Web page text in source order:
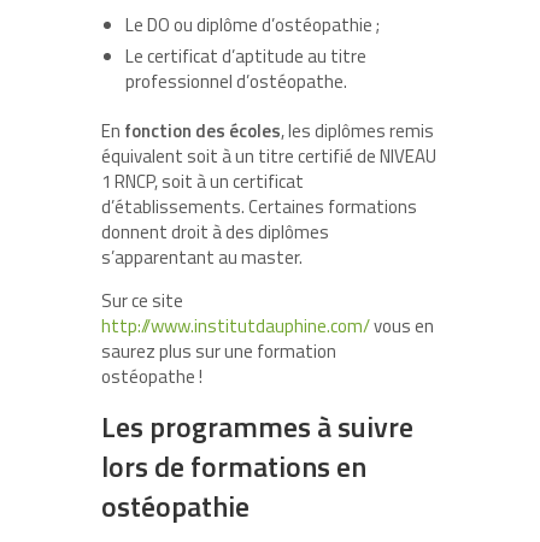
Le DO ou diplôme d’ostéopathie ;
Le certificat d’aptitude au titre
professionnel d’ostéopathe.
En fonction des écoles, les diplômes remis
équivalent soit à un titre certifié de NIVEAU
1 RNCP, soit à un certificat
d’établissements. Certaines formations
donnent droit à des diplômes
s’apparentant au master.
Sur ce site
http://www.institutdauphine.com/vous en
saurez plus sur une formation
ostéopathe !
Les programmes à suivre
lors de formations en
ostéopathie